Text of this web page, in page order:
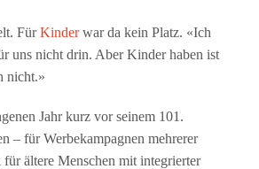
FürKinderwar da kein Platz. «Ich
uns nicht drin. Aber Kinder haben ist
nicht.»
Jahr kurz vor seinem 101.
– für Werbekampagnen mehrerer
ältere Menschen mit integrierter